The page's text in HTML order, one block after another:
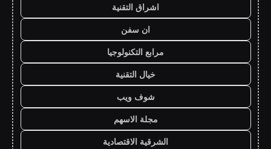
اشراق التقنية
ان سفن
مرابع التكنولوجيا
خيال التقنية
شوف ويب
مجلة الاسهم
الشرقية الاقتصادية